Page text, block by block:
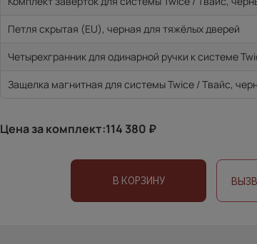
Петля скрытая (EU), черная для тяжёлых дверей
Четырехгранник для одинарной ручки к системе
Защелка магнитная для системы Twice / Твайс,
Цена за комплект:114 380 ₽
В КОРЗИНУ